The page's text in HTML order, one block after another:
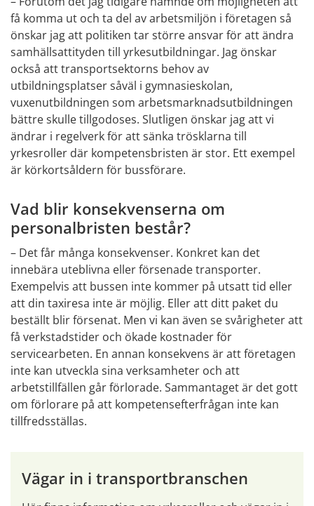
få komma ut och ta del av arbetsmiljön i företagen så
önskar jag att politiken tar större ansvar för att ändra
samhällsattityden till yrkesutbildningar. Jag önskar
också att transportsektorns behov av
utbildningsplatser såväl i gymnasieskolan,
vuxenutbildningen som arbetsmarknadsutbildningen
bättre skulle tillgodoses. Slutligen önskar jag att vi
ändrar i regelverk för att sänka trösklarna till
yrkesroller där kompetensbristen är stor. Ett exempel
är körkortsåldern för bussförare.
Vad blir konsekvenserna om
personalbristen består?
– Det får många konsekvenser. Konkret kan det
innebära uteblivna eller försenade transporter.
Exempelvis att bussen inte kommer på utsatt tid eller
att din taxiresa inte är möjlig. Eller att ditt paket du
beställt blir försenat. Men vi kan även se svårigheter att
få verkstadstider och ökade kostnader för
servicearbeten. En annan konsekvens är att företagen
inte kan utveckla sina verksamheter och att
arbetstillfällen går förlorade. Sammantaget är det gott
om förlorare på att kompetensefterfrågan inte kan
tillfredsställas.
Vägar in i transportbranschen